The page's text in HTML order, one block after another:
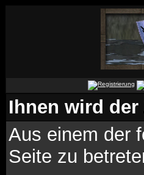
Ihnen wird
Aus einem der
Seite zu